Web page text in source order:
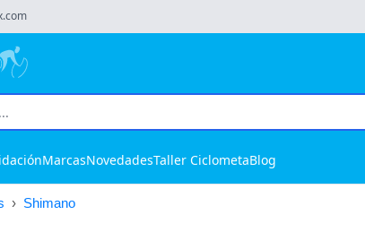
MarcasNovedadesTaller CiclometaBlog
› Shimano